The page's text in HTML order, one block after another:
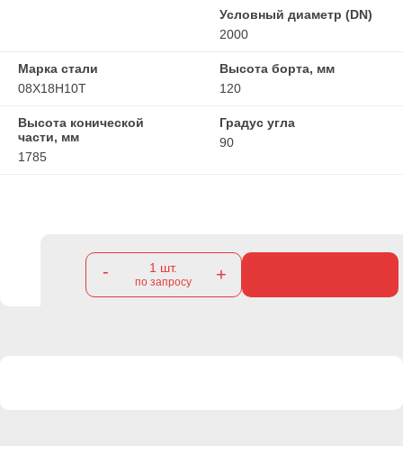
Условный диаметр (DN)
2000
Марка стали
08Х18Н10Т
Высота борта, мм
120
Высота конической
части, мм
1785
Градус угла
90
- 1 шт.
по запросу +